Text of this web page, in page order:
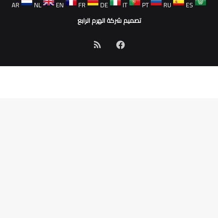
AR
NL EN FR DE IT PT RU
ES
تصميم شركة الهرم الرابع
فيسبوك
الموقع